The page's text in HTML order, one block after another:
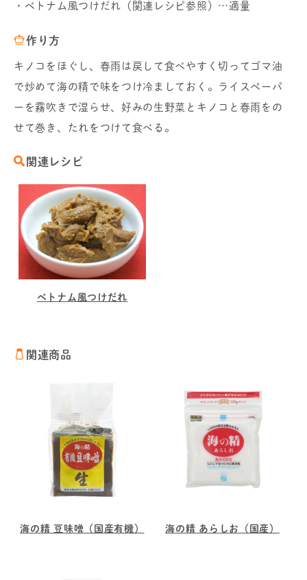
・ベトナム風つけだれ（関連レシピ参照）…適量
作り方
キノコをほぐし、春雨は戻して食べやすく切ってゴマ油
で炒めて海の精で味をつけ冷ましておく。ライスペーパ
ーを霧吹きで湿らせ、好みの生野菜とキノコと春雨をの
せて巻き、たれをつけて食べる。
関連レシピ
ベトナム風つけだれ
関連商品
海の精 豆味噌（国産有機） 海の精 あらしお（国産）